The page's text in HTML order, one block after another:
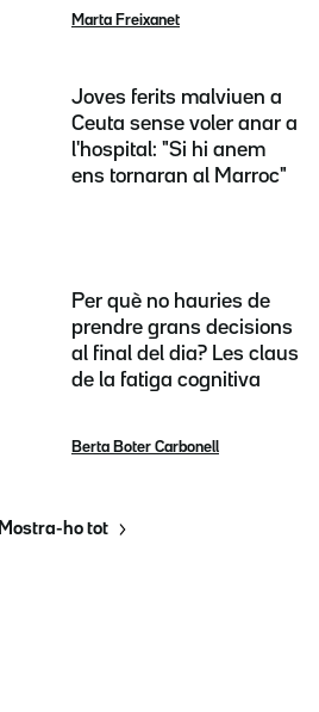
Marta Freixanet
Joves ferits malviuen a
Ceuta sense voler anar a
l'hospital: "Si hi anem
ens tornaran al Marroc"
Per què no hauries de
prendre grans decisions
al final del dia? Les claus
de la fatiga cognitiva
Berta Boter Carbonell
Mostra-ho tot